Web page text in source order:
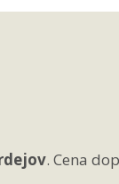
. Cena